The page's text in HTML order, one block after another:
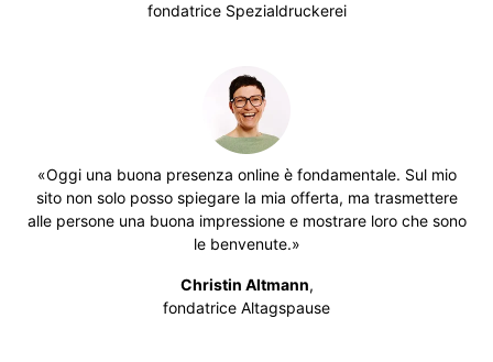
fondatrice Spezialdruckerei
«Oggi una buona presenza online è fondamentale. Sul mio
sito non solo posso spiegare la mia offerta, ma trasmettere
alle persone una buona impressione e mostrare loro che sono
le benvenute.»
Christin Altmann,
fondatrice Altagspause